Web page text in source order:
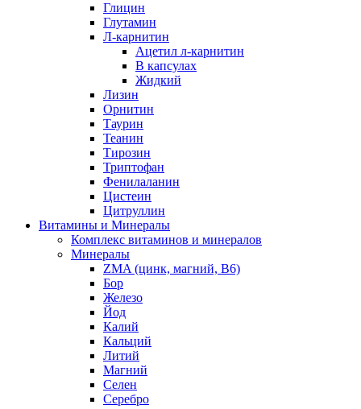
Глицин
Глутамин
Л-карнитин
Ацетил л-карнитин
В капсулах
Жидкий
Лизин
Орнитин
Таурин
Теанин
Тирозин
Триптофан
Фенилаланин
Цистеин
Цитруллин
Витамины и Минералы
Комплекс витаминов и минералов
Минералы
ZMA (цинк, магний, В6)
Бор
Железо
Йод
Калий
Кальций
Литий
Магний
Селен
Серебро